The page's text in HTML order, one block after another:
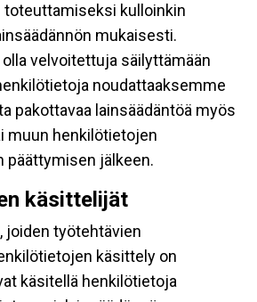
kulloinkin
mukaisesti.
velvoitettuja säilyttämään
noudattaaksemme
pakottavaa lainsäädäntöä myös
muun henkilötietojen
päättymisen jälkeen.
käsittelijät
joiden työtehtävien
käsittely on
käsitellä henkilötietoja